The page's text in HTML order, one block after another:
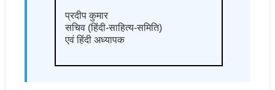
प्रदीप कुमार
सचिव (हिंदी-साहित्य-समिति)
एवं हिंदी अध्यापक